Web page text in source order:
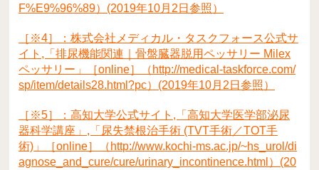
F%E9%96%89）(2019年10月2日参照）
［※4］：株式会社メディカル・タスクフォース公式サ
イト,「排尿機能関連｜骨盤臓器脱用ペッサリー Milex
ペッサリー」［online］（http://medical-taskforce.com/
sp/item/details28.html?pc）(2019年10月2日参照）
［※5］：高知大学公式サイト,「高知大学医学部泌尿
器科学講座」,「尿失禁根治手術 (TVT手術／TOT手
術)」［online］（http://www.kochi-ms.ac.jp/~hs_urol/di
agnose_and_cure/cure/urinary_incontinence.html）(20